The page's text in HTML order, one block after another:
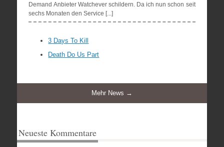
Demand Anbieter Watchever schildern. Da ich nun schon seit
sechs Monaten den Service [...]
3 Days To Kill
Death Do Us Part
Mehr News →
Neueste Kommentare